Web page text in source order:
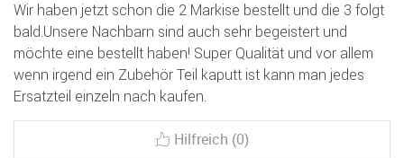
Wir haben jetzt schon die 2 Markise bestellt und die 3 folgt
bald.Unsere Nachbarn sind auch sehr begeistert und
möchte eine bestellt haben! Super Qualität und vor allem
wenn irgend ein Zubehör Teil kaputt ist kann man jedes
Ersatzteil einzeln nach kaufen.
Hilfreich (0)